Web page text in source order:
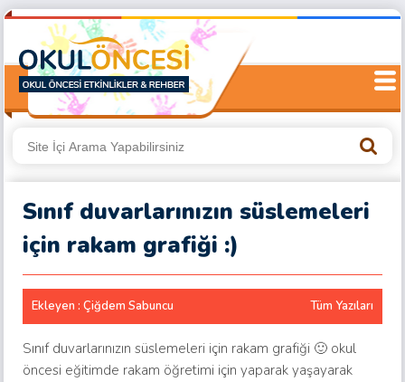
Sınıf duvarlarınızın süslemeleri
için rakam grafiği :)
Ekleyen : Çiğdem Sabuncu Tüm Yazıları
Sınıf duvarlarınızın süslemeleri için rakam grafiği 🙂 okul
öncesi eğitimde rakam öğretimi için yaparak yaşayarak